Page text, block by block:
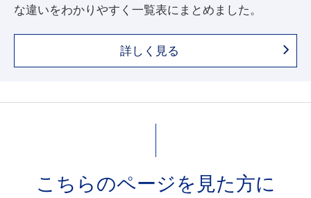
な違いをわかりやすく一覧表にまとめました。
詳しく見る
こちらのページを見た方に